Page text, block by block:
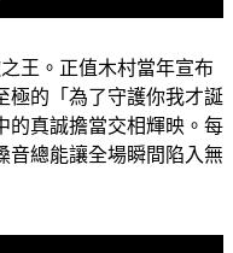
王。正值木村當年宣布
極的「為了守護你我才誕
的真誠擔當交相輝映。每
音總能讓全場瞬間陷入無